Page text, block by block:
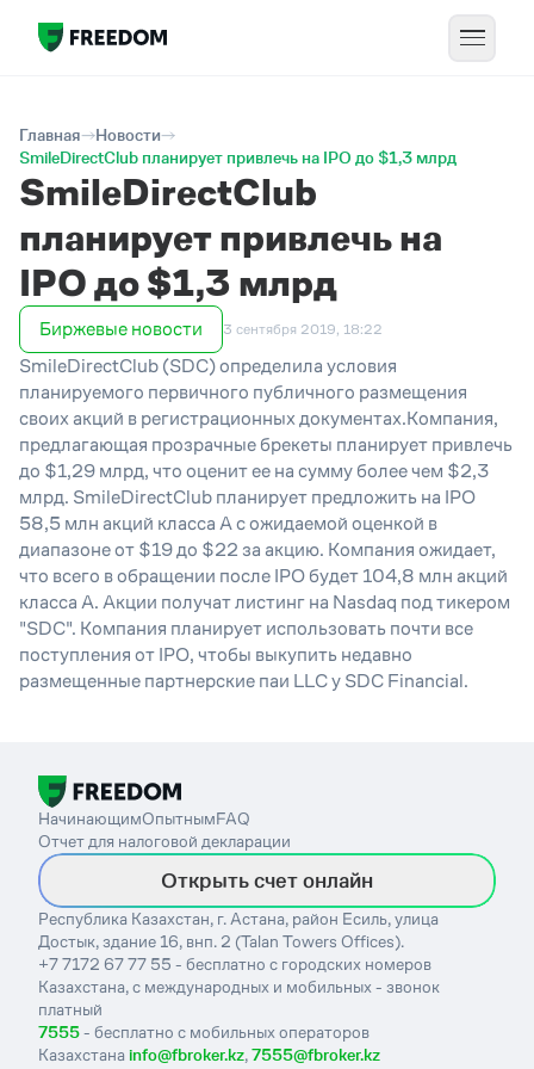
Главная
Новости
SmileDirectClub планирует привлечь на IPO до $1,3 млрд
SmileDirectClub
планирует привлечь на
IPO до $1,3 млрд
Биржевые новости 3 сентября 2019, 18:22
SmileDirectClub (SDC) определила условия
планируемого первичного публичного размещения
своих акций в регистрационных документах.Компания,
предлагающая прозрачные брекеты планирует привлечь
до $1,29 млрд, что оценит ее на сумму более чем $2,3
млрд. SmileDirectClub планирует предложить на IPO
58,5 млн акций класса A с ожидаемой оценкой в
диапазоне от $19 до $22 за акцию. Компания ожидает,
что всего в обращении после IPO будет 104,8 млн акций
класса А. Акции получат листинг на Nasdaq под тикером
"SDC". Компания планирует использовать почти все
поступления от IPO, чтобы выкупить недавно
размещенные партнерские паи LLC у SDC Financial.
НачинающимОпытнымFAQ
Отчет для налоговой декларации
Открыть счет онлайн
Республика Казахстан, г. Астана, район Есиль, улица
Достык, здание 16, внп. 2 (Talan Towers Offices).
+7 7172 67 77 55 - бесплатно с городских номеров
Казахстана, с международных и мобильных - звонок
платный
7555- бесплатно с мобильных операторов
Казахстанаinfo@fbroker.kz,7555@fbroker.kz